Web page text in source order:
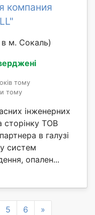
компания
м. Сокаль)
тому
тому
інженерних
ТОВ
в галузі
систем
опален...
5 6 »